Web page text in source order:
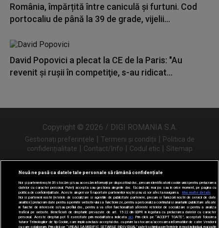
România, împărțită între caniculă și furtuni. Cod
portocaliu de până la 39 de grade, vijelii...
David Popovici a plecat la CE de la Paris: "Au
revenit şi ruşii în competiţie, s-au ridicat...
Copyright © 2026 / DIGI ROMANIA S.A.
Gestionați preferințele | Termeni și condiții | Politica de
confidențialitate | Contact/Info | Codul etic | Sitemap
Urmărește-ne și pe
Nouă ne pasă ca datele tale personale să rămână confidențiale
Noi și partenerii noștri31 stocăm și/sau accesăm informații pe dispozitivul dvs., precum identificatorii cookie unici pentru prelucrarea
datelor cu caracter personal. Puteți accepta sau gestiona alegerile dvs. făcând clic mai jos sau în orice moment, pe pagina cu
politica de confidențialitate. Aceste alegeri vor fi raportate partenerilor noștri și nu vă vor afecta navigarea.
Mai multe detalii
Noi si partenerii nostri (retelele de socializare si agentiile de publicitate partenere, precum si furnizorii nostri de servicii de date
analitice) prelucram date pentru a permite website-ului sa functioneze, pentru a personaliza continutul si anunturile publicitare afisate
in functie de interesele si/sau profilul dvs., pentru a va oferi functionalitati aferente retelelor de socializare si pentru a analiza
traficul pe website. Beneficiati de drepturile prevazute de art. 15-22 din GDPR in legatura cu prelucrarea datelor cu caracter
personal. Aceste drepturi pot fi exercitate prin modalitatea indicata aici. Prin click pe “ACCEPT TOATE”, acceptati folosirea
tuturor Tehnologiilor de tip Cookie, care implica inclusiv acceptul dvs. cu privire la stocarea/accesarea informatiilor de catre Vendor-ii
cu care colaboram. Prin click pe “VREAU SA MODIFIC SETARILE INDIVIDUAL” puteti schimba preferintele in mod individual, mai putin